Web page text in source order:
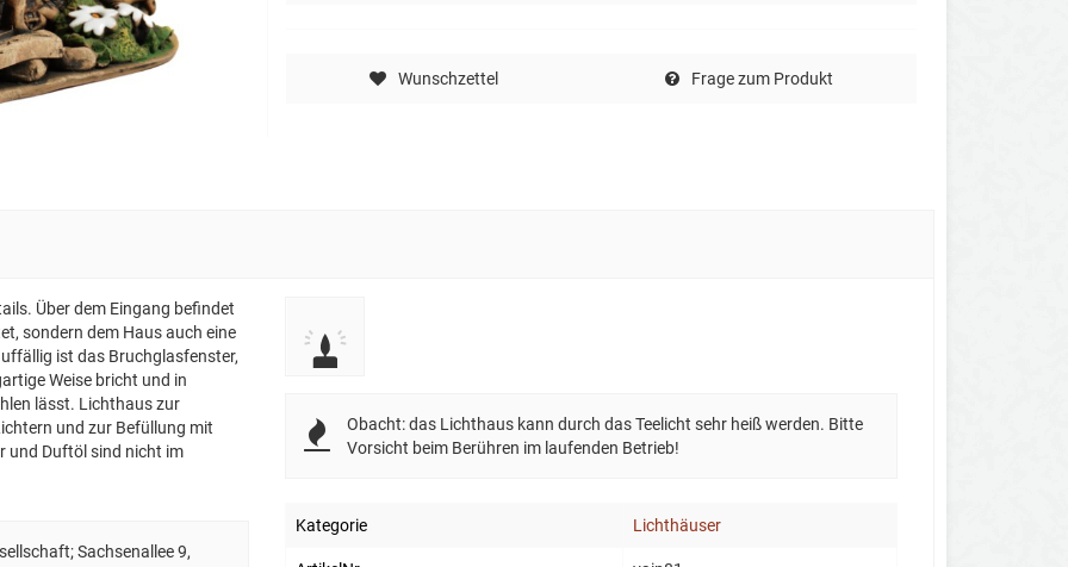
Wunschzettel Frage zum Produkt
Über dem Eingang befindet
sondern dem Haus auch eine
ist das Bruchglasfenster,
Weise bricht und in
lässt. Lichthaus zur
und zur Befüllung mit
und Duftöl sind nicht im
Sachsenallee 9,
Obacht: das Lichthaus kann durch das Teelicht sehr heiß werden. Bitte
Vorsicht beim Berühren im laufenden Betrieb!
Kategorie Lichthäuser